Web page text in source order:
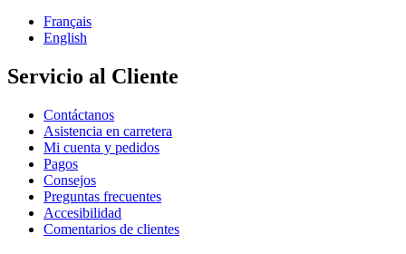
Français
English
Servicio al Cliente
Contáctanos
Asistencia en carretera
Mi cuenta y pedidos
Pagos
Consejos
Preguntas frecuentes
Accesibilidad
Comentarios de clientes